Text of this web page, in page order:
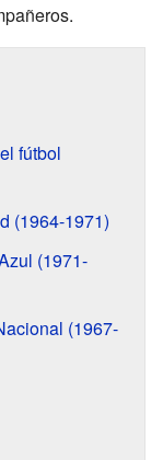
fútbol
(1964-1971)
(1971-
(1967-